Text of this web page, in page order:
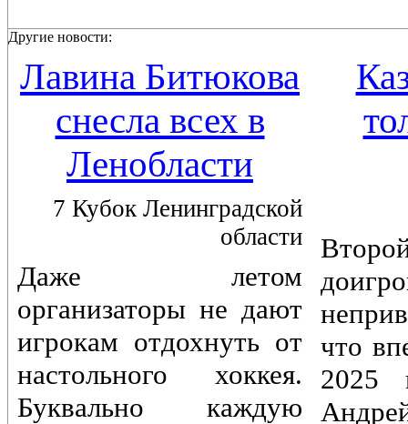
Другие новости:
Лавина Битюкова
снесла всех в
Ленобласти
7 Кубок Ленинградской
области
Даже летом
организаторы не дают
игрокам отдохнуть от
настольного хоккея.
Буквально каждую
что
2025